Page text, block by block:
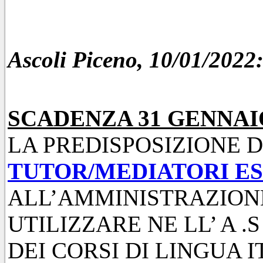
Ascoli Piceno, 10/01/2022:
SCADENZA 31
LA PREDISPOSIZIONE
TUTOR/MEDIATORI
UTILIZZARE NE LL’ A
DEI CORSI DI LINGUA